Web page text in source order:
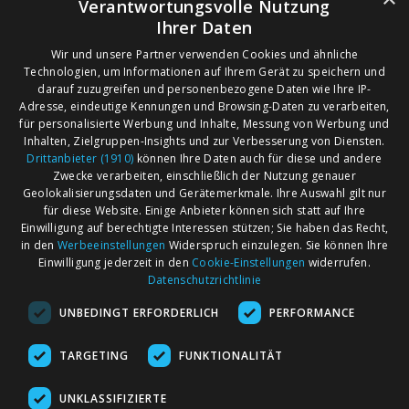
AGB
Impressum
Kontakt
Märkte nach Bundesländern
Märkte nach PLZ
Märkte nach Umkreis
Flohmarkt
Verantwortungsvolle Nutzung
Ihrer Daten
Wir und unsere Partner verwenden Cookies und ähnliche
Technologien, um Informationen auf Ihrem Gerät zu speichern und
darauf zuzugreifen und personenbezogene Daten wie Ihre IP-
Adresse, eindeutige Kennungen und Browsing-Daten zu verarbeiten,
für personalisierte Werbung und Inhalte, Messung von Werbung und
Inhalten, Zielgruppen-Insights und zur Verbesserung von Diensten.
Drittanbieter (1910) können Ihre Daten auch für diese und andere
Zwecke verarbeiten, einschließlich der Nutzung genauer
Geolokalisierungsdaten und Gerätemerkmale. Ihre Auswahl gilt nur
für diese Website. Einige Anbieter können sich statt auf Ihre
Einwilligung auf berechtigte Interessen stützen; Sie haben das Recht,
in den Werbeeinstellungen Widerspruch einzulegen. Sie können Ihre
Einwilligung jederzeit in den Cookie-Einstellungen widerrufen.
Datenschutzrichtlinie
UNBEDINGT ERFORDERLICH PERFORMANCE
TARGETING FUNKTIONALITÄT
UNKLASSIFIZIERTE